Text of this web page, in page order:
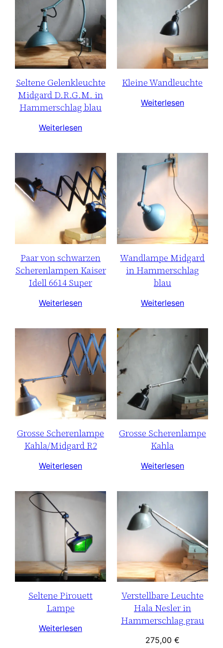
Seltene Gelenkleuchte
Midgard D.R.G.M. in
Hammerschlag blau
Weiterlesen
Kleine Wandleuchte
Weiterlesen
Paar von schwarzen
Scherenlampen Kaiser
Idell 6614 Super
Weiterlesen
Wandlampe Midgard
in Hammerschlag
blau
Weiterlesen
Grosse Scherenlampe
Kahla/Midgard R2
Weiterlesen
Grosse Scherenlampe
Kahla
Weiterlesen
Seltene Pirouett
Lampe
Weiterlesen
Verstellbare Leuchte
Hala Nesler in
Hammerschlag grau
275,00 €